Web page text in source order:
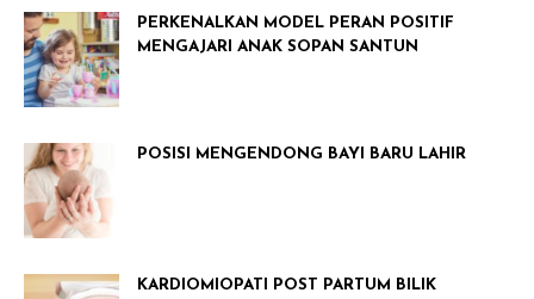
PERKENALKAN MODEL PERAN POSITIF
MENGAJARI ANAK SOPAN SANTUN
POSISI MENGENDONG BAYI BARU LAHIR
KARDIOMIOPATI POST PARTUM BILIK